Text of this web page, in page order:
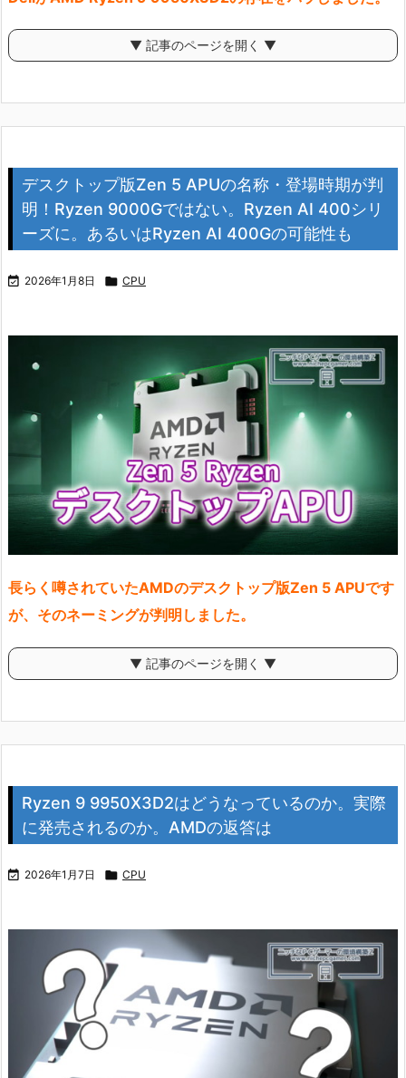
▼ 記事のページを開く ▼
デスクトップ版Zen 5 APUの名称・登場時期が判
明！Ryzen 9000Gではない。Ryzen AI 400シリ
ーズに。あるいはRyzen AI 400Gの可能性も
 2026年1月8日  CPU
長らく噂されていたAMDのデスクトップ版Zen 5 APUです
が、そのネーミングが判明しました。
▼ 記事のページを開く ▼
Ryzen 9 9950X3D2はどうなっているのか。実際
に発売されるのか。AMDの返答は
 2026年1月7日  CPU